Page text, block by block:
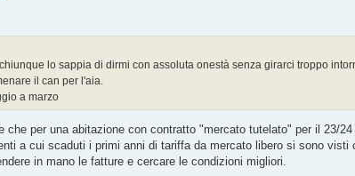
lo sappia di dirmi con assoluta onestà senza girarci troppo
il can per l'aia.
a marzo
che per una abitazione con contratto "mercato tutelato" per il 23/
a cui scaduti i primi anni di tariffa da mercato libero si sono
in mano le fatture e cercare le condizioni migliori.